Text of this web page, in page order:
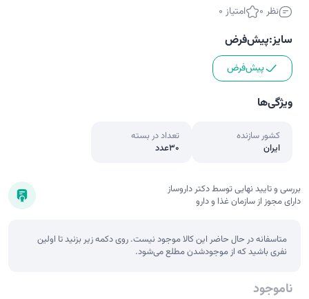
نظر 0 امتیاز 0
سایز:پیش‌فرض
پیش‌فرض
ویژگی‌ها
کشور سازنده
ایران
تعداد در بسته
30عدد
بررسی و تایید نهایی توسط دکتر داروساز
دارای مجوز از سازمان غذا و دارو
متاسفانه در حال حاضر این کالا موجود نیست. روی دکمه زیر بزنید تا اولین
نفری باشید که از موجودشدن مطلع می‌شود.
ناموجود